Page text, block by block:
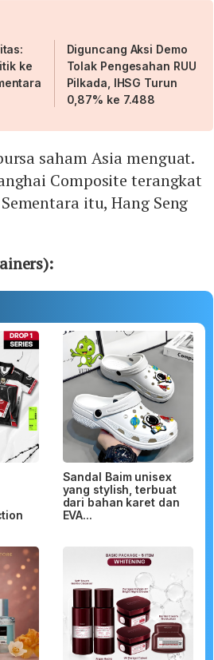
ke
Diguncang Aksi Demo
Tolak Pengesahan RUU
Pilkada, IHSG Turun
0,87% ke 7.488
saham Asia menguat.
Composite terangkat
itu, Hang Seng
Sandal Baim unisex
yang stylish, terbuat
dari bahan karet dan
EVA...